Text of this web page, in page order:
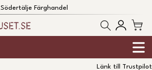
Södertälje Färghandel
Länk till Trustpilot